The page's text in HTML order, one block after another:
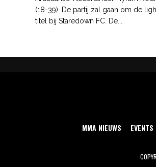
(18-39). De partij zal gaan om de
titel bij Staredown FC. De...
MMA NIEUWS EVENTS